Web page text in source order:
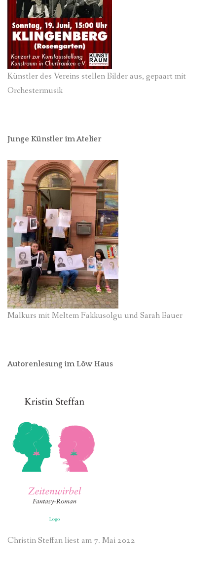
Künstler des Vereins stellen Bilder aus, gepaart mit
Orchestermusik
Junge Künstler im Atelier
Malkurs mit Meltem Fakkusolgu und Sarah Bauer
Autorenlesung im Löw Haus
Christin Steffan liest am 7. Mai 2022